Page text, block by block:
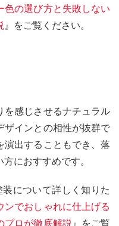
の選び方と失敗しない
』をご覧ください。
を感じさせるナチュラル
ザインとの相性が抜群で
出することもでき、落
におすすめです。
について詳しく知りた
ンでおしゃれに仕上げる
プロが徹底解説 』をご覧